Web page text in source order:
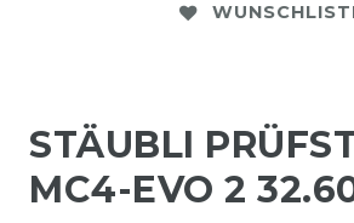
STÄUBLI
MC4-EVO 2